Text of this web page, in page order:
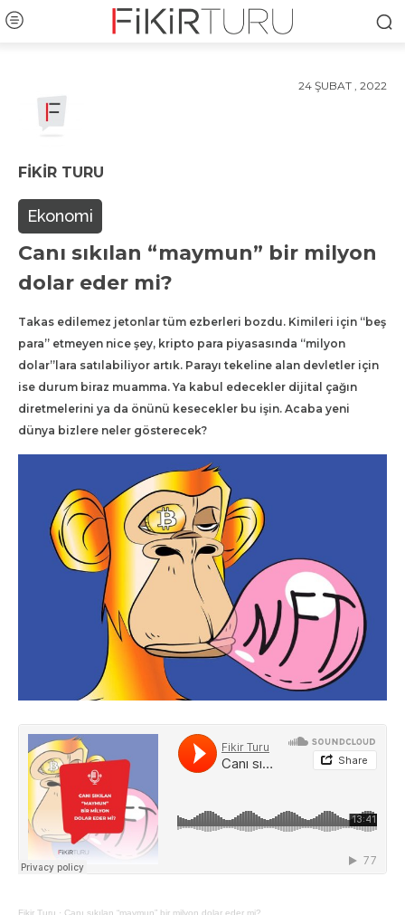
24 ŞUBAT , 2022
FIKIR TURU
Ekonomi
Canı sıkılan “maymun” bir milyon
dolar eder mi?
Takas edilemez jetonlar tüm ezberleri bozdu. Kimileri için “beş
para” etmeyen nice şey, kripto para piyasasında “milyon
dolar”lara satılabiliyor artık. Parayı tekeline alan devletler için
ise durum biraz muamma. Ya kabul edecekler dijital çağın
diretmelerini ya da önünü kesecekler bu işin. Acaba yeni
dünya bizlere neler gösterecek?
Fikir Turu · Canı sıkılan “maymun” bir milyon dolar eder mi?